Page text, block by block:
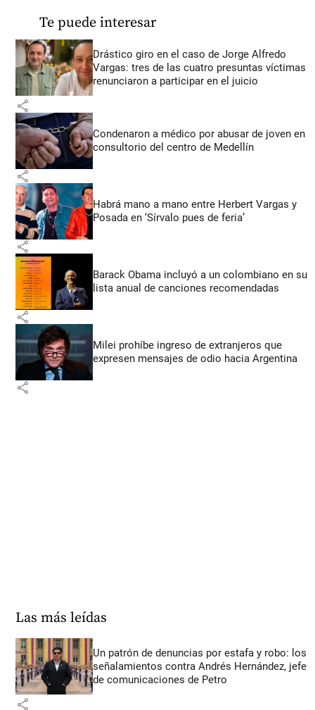
Te puede interesar
Drástico giro en el caso de Jorge Alfredo
Vargas: tres de las cuatro presuntas víctimas
renunciaron a participar en el juicio
share
Condenaron a médico por abusar de joven en
consultorio del centro de Medellín
share
Habrá mano a mano entre Herbert Vargas y
Posada en ‘Sírvalo pues de feria’
share
Barack Obama incluyó a un colombiano en su
lista anual de canciones recomendadas
share
Milei prohíbe ingreso de extranjeros que
expresen mensajes de odio hacia Argentina
share
Las más leídas
Un patrón de denuncias por estafa y robo: los
señalamientos contra Andrés Hernández, jefe
de comunicaciones de Petro
share